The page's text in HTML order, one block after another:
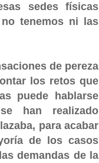
sedes físicas
tenemos ni las
de pereza
los retos que
puede hablarse
han realizado
para acabar
de los casos
demandas de la